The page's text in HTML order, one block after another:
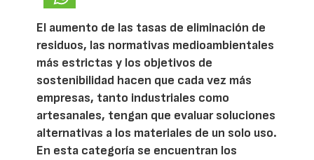
El aumento de las tasas de eliminación de
residuos, las normativas medioambientales
más estrictas y los objetivos de
sostenibilidad hacen que cada vez más
empresas, tanto industriales como
artesanales, tengan que evaluar soluciones
alternativas a los materiales de un solo uso.
En esta categoría se encuentran los